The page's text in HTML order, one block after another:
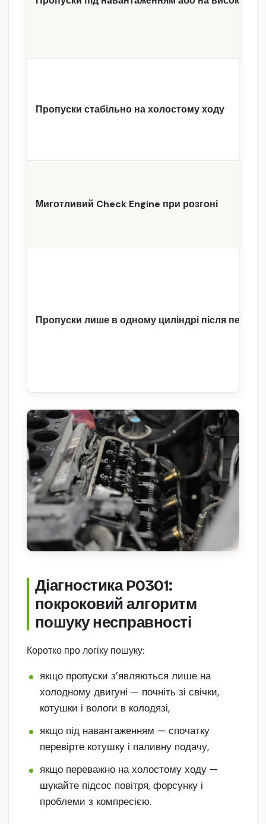
Пропуски стабільно на холостому ходу
Миготливий Check Engine при розгоні
Пропуски лише в одному циліндрі після
Діагностика P0301:
покроковий алгоритм
пошуку несправності
Коротко про логіку пошуку:
якщо пропуски з’являються лише на
холодному двигуні — почніть зі свічки,
котушки і вологи в колодязі,
якщо під навантаженням — спочатку
перевірте котушку і паливну подачу,
якщо переважно на холостому ходу —
шукайте підсос повітря, форсунку і
проблеми з компресією.